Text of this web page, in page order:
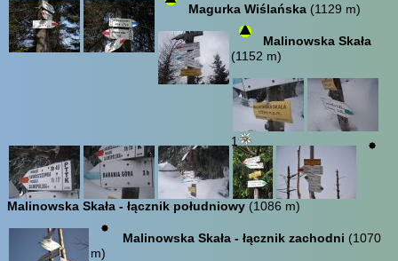
Magurka Wiślańska (1129 m)
Malinowska Skała
(1152 m)
1
Malinowska Skała - łącznik południowy (1086 m)
Malinowska Skała - łącznik zachodni (1070
m)